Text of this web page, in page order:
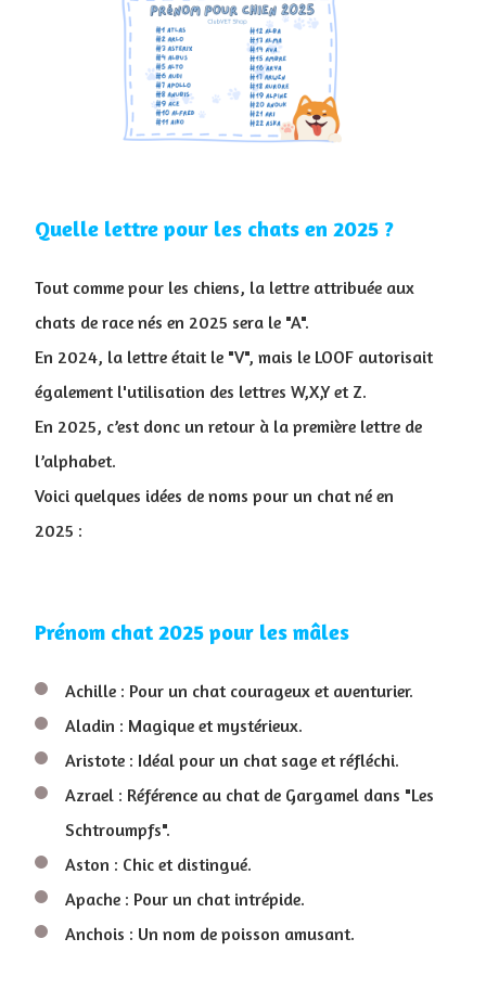
Quelle lettre pour les chats en 2025 ?
Tout comme pour les chiens, la lettre attribuée aux
chats de race nés en 2025 sera le "A".
En 2024, la lettre était le "V", mais le LOOF autorisait
également l'utilisation des lettres W,X,Y et Z.
En 2025, c’est donc un retour à la première lettre de
l’alphabet.
Voici quelques idées de noms pour un chat né en
2025 :
Prénom chat 2025 pour les mâles
Achille : Pour un chat courageux et aventurier.
Aladin : Magique et mystérieux.
Aristote : Idéal pour un chat sage et réfléchi.
Azrael : Référence au chat de Gargamel dans "Les
Schtroumpfs".
Aston : Chic et distingué.
Apache : Pour un chat intrépide.
Anchois : Un nom de poisson amusant.